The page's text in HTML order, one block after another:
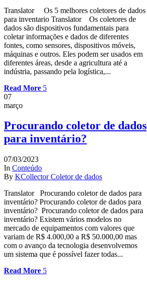
Translator Os 5 melhores coletores de dados
para inventario Translator Os coletores de
dados são dispositivos fundamentais para
coletar informações e dados de diferentes
fontes, como sensores, dispositivos móveis,
máquinas e outros. Eles podem ser usados em
diferentes áreas, desde a agricultura até a
indústria, passando pela logística,...
Read More
07
março
Procurando coletor de dados
para inventário?
07/03/2023
In Conteúdo
By KCollector Coletor de dados
Translator Procurando coletor de dados para
inventário? Procurando coletor de dados para
inventário? Procurando coletor de dados para
inventário? Existem vários modelos no
mercado de equipamentos com valores que
variam de R$ 4.000,00 a R$ 50.000,00 mas
com o avanço da tecnologia desenvolvemos
um sistema que é possível fazer todas...
Read More